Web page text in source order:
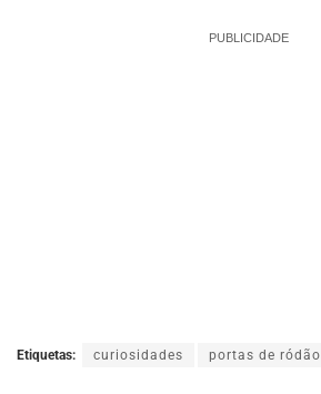
PUBLICIDADE
Etiquetas: curiosidades portas de ródão